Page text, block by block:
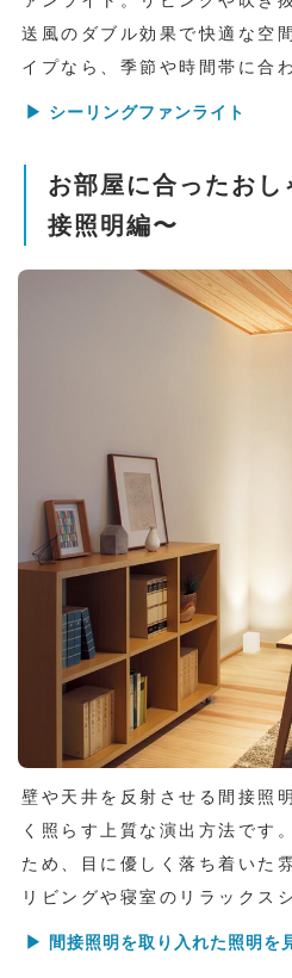
送風のダブル効果で快適な空
イプなら、季節や時間帯に合
▶ シーリングファンライト
お部屋に合ったおし
接照明編〜
壁や天井を反射させる間接照
く照らす上質な演出方法です
ため、目に優しく落ち着いた
リビングや寝室のリラックス
▶ 間接照明を取り入れた照明を